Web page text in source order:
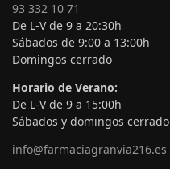
93 332 10 71
De L-V de 9 a 20:30h
Sábados de 9:00 a 13:00h
Domingos cerrado
Horario de Verano:
De L-V de 9 a 15:00h
Sábados y domingos cerrado
info@farmaciagranvia216.es